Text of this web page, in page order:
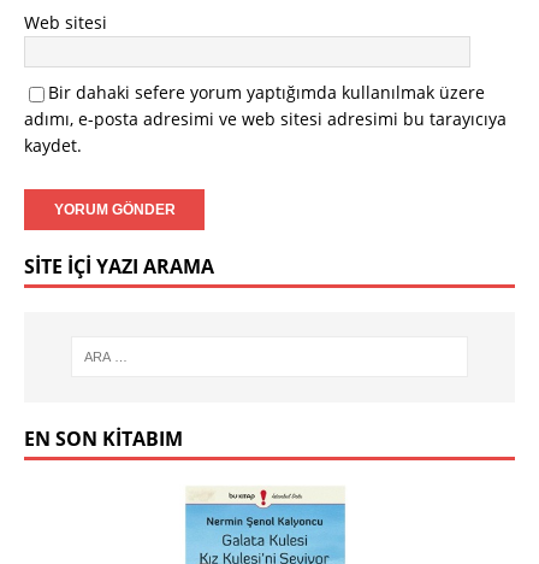
Web sitesi
Bir dahaki sefere yorum yaptığımda kullanılmak üzere
adımı, e-posta adresimi ve web sitesi adresimi bu tarayıcıya
kaydet.
SITE İÇI YAZI ARAMA
EN SON KITABIM